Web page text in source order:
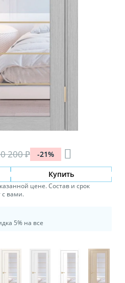
200 ₽ -21%
Купить
цене. Состав и срок
с вами.
5% на все